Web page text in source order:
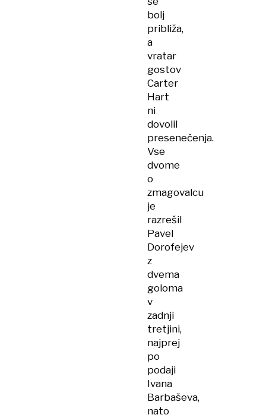
bolj
približa,
a
vratar
gostov
Carter
Hart
ni
dovolil
presenečenja.
Vse
dvome
o
zmagovalcu
je
razrešil
Pavel
Dorofejev
z
dvema
goloma
v
zadnji
tretjini,
najprej
po
podaji
Ivana
Barbaševa,
nato